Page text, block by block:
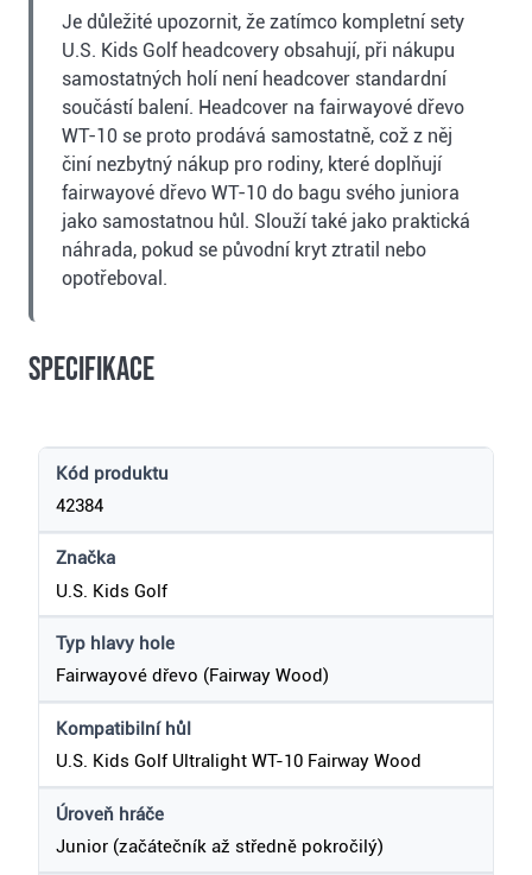
Je důležité upozornit, že zatímco kompletní sety
U.S. Kids Golf headcovery obsahují, při nákupu
samostatných holí není headcover standardní
součástí balení. Headcover na fairwayové dřevo
WT-10 se proto prodává samostatně, což z něj
činí nezbytný nákup pro rodiny, které doplňují
fairwayové dřevo WT-10 do bagu svého juniora
jako samostatnou hůl. Slouží také jako praktická
náhrada, pokud se původní kryt ztratil nebo
opotřeboval.
Specifikace
Kód produktu
42384
Značka
U.S. Kids Golf
Typ hlavy hole
Fairwayové dřevo (Fairway Wood)
Kompatibilní hůl
U.S. Kids Golf Ultralight WT-10 Fairway Wood
Úroveň hráče
Junior (začátečník až středně pokročilý)